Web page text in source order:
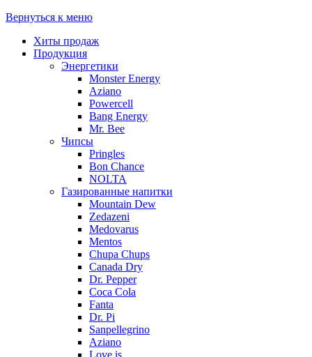
Вернуться к меню
Хиты продаж
Продукция
Энергетики
Monster Energy
Aziano
Powercell
Bang Energy
Mr. Bee
Чипсы
Pringles
Bon Chance
NOLTA
Газированные напитки
Mountain Dew
Zedazeni
Medovarus
Mentos
Chupa Chups
Canada Dry
Dr. Pepper
Coca Cola
Fanta
Dr. Pi
Sanpellegrino
Aziano
Love is